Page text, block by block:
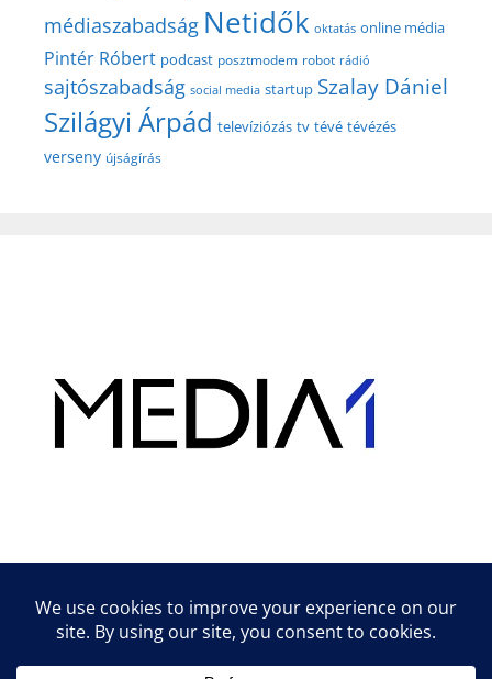
médiaszabadság Netidők oktatás online média
Pintér Róbert podcast posztmodem robot rádió
sajtószabadság social media startup Szalay Dániel
Szilágyi Árpád televíziózás tv tévé tévézés
verseny újságírás